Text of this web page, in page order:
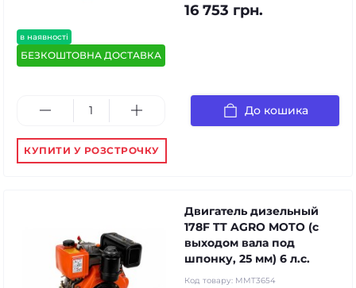
в наявності
БЕЗКОШТОВНА ДОСТАВКА
16 753 грн.
До кошика
КУПИТИ У РОЗСТРОЧКУ
Двигатель дизельный
178F TT AGRO MOTO (с
выходом вала под
шпонку, 25 мм) 6 л.с.
Код товару: MMT3654